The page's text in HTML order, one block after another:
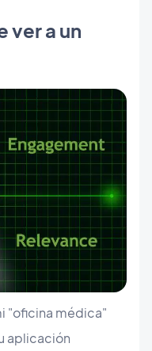
ver a un
"oficina médica"
aplicación